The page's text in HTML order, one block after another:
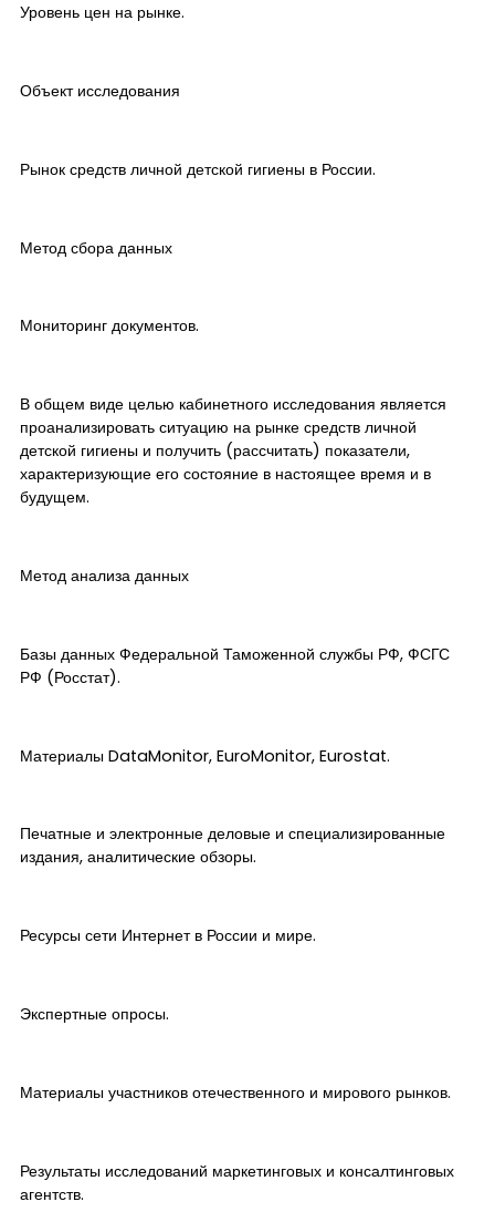
Уровень цен на рынке.
Объект исследования
Рынок средств личной детской гигиены в России.
Метод сбора данных
Мониторинг документов.
В общем виде целью кабинетного исследования является
проанализировать ситуацию на рынке средств личной
детской гигиены и получить (рассчитать) показатели,
характеризующие его состояние в настоящее время и в
будущем.
Метод анализа данных
Базы данных Федеральной Таможенной службы РФ, ФСГС
РФ (Росстат).
Материалы DataMonitor, EuroMonitor, Eurostat.
Печатные и электронные деловые и специализированные
издания, аналитические обзоры.
Ресурсы сети Интернет в России и мире.
Экспертные опросы.
Материалы участников отечественного и мирового рынков.
Результаты исследований маркетинговых и консалтинговых
агентств.